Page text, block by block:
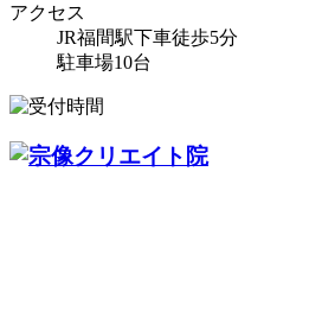
アクセス
JR福間駅下車徒歩5分
駐車場10台